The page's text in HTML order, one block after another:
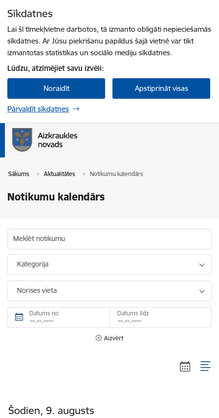
Sīkdatnes
Lai šī tīmekļvietne darbotos, tā izmanto obligāti nepieciešamās
sīkdatnes. Ar Jūsu piekrišanu papildus šajā vietnē var tikt
izmantotas statistikas un sociālo mediju sīkdatnes.
Lūdzu, atzīmējiet savu izvēli:
Noraidīt Apstiprināt visas
Pārvaldīt sīkdatnes
Sākums Aktualitātes Notikumu kalendārs
Notikumu kalendārs
Meklēt notikumu
Kategorija
Norises vieta
Datums no Datums līdz
Aizvērt
Šodien, 9. augusts